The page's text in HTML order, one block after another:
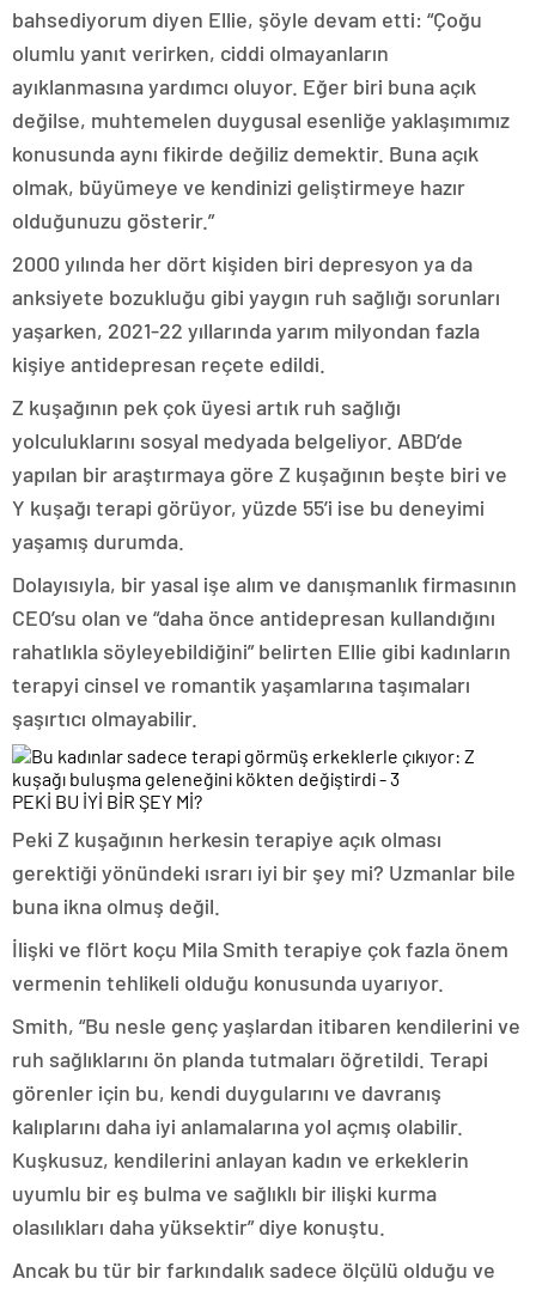
bahsediyorum diyen Ellie, şöyle devam etti: “Çoğu
olumlu yanıt verirken, ciddi olmayanların
ayıklanmasına yardımcı oluyor. Eğer biri buna açık
değilse, muhtemelen duygusal esenliğe yaklaşımımız
konusunda aynı fikirde değiliz demektir. Buna açık
olmak, büyümeye ve kendinizi geliştirmeye hazır
olduğunuzu gösterir.”
2000 yılında her dört kişiden biri depresyon ya da
anksiyete bozukluğu gibi yaygın ruh sağlığı sorunları
yaşarken, 2021-22 yıllarında yarım milyondan fazla
kişiye antidepresan reçete edildi.
Z kuşağının pek çok üyesi artık ruh sağlığı
yolculuklarını sosyal medyada belgeliyor. ABD’de
yapılan bir araştırmaya göre Z kuşağının beşte biri ve
Y kuşağı terapi görüyor, yüzde 55’i ise bu deneyimi
yaşamış durumda.
Dolayısıyla, bir yasal işe alım ve danışmanlık firmasının
CEO’su olan ve “daha önce antidepresan kullandığını
rahatlıkla söyleyebildiğini” belirten Ellie gibi kadınların
terapyi cinsel ve romantik yaşamlarına taşımaları
şaşırtıcı olmayabilir.
PEKİ BU İYİ BİR ŞEY Mİ?
Peki Z kuşağının herkesin terapiye açık olması
gerektiği yönündeki ısrarı iyi bir şey mi? Uzmanlar bile
buna ikna olmuş değil.
İlişki ve flört koçu Mila Smith terapiye çok fazla önem
vermenin tehlikeli olduğu konusunda uyarıyor.
Smith, “Bu nesle genç yaşlardan itibaren kendilerini ve
ruh sağlıklarını ön planda tutmaları öğretildi. Terapi
görenler için bu, kendi duygularını ve davranış
kalıplarını daha iyi anlamalarına yol açmış olabilir.
Kuşkusuz, kendilerini anlayan kadın ve erkeklerin
uyumlu bir eş bulma ve sağlıklı bir ilişki kurma
olasılıkları daha yüksektir” diye konuştu.
Ancak bu tür bir farkındalık sadece ölçülü olduğu ve